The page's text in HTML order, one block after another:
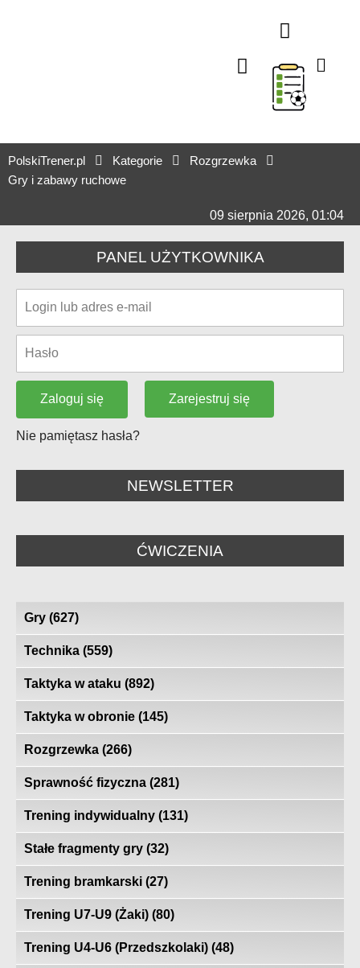
PolskiTrener.pl Kategorie
Rozgrzewka
Gry i zabawy ruchowe
09 sierpnia 2026, 01:04
PANEL UŻYTKOWNIKA
Zaloguj się
Nie pamiętasz hasła?
Zarejestruj się
NEWSLETTER
ĆWICZENIA
Gry (627)
Technika (559)
Taktyka w ataku (892)
Taktyka w obronie (145)
Rozgrzewka (266)
Sprawność fizyczna (281)
Trening indywidualny (131)
Stałe fragmenty gry (32)
Trening bramkarski (27)
Trening U7-U9 (Żaki) (80)
Trening U4-U6 (Przedszkolaki) (48)